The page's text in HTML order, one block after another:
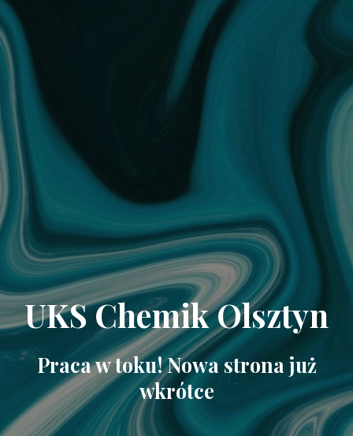
UKS Chemik Olsztyn
Praca w toku! Nowa strona już
wkrótce